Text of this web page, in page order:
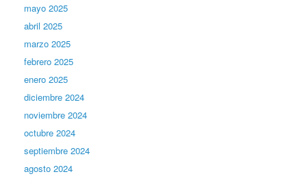
mayo 2025
abril 2025
marzo 2025
febrero 2025
enero 2025
diciembre 2024
noviembre 2024
octubre 2024
septiembre 2024
agosto 2024